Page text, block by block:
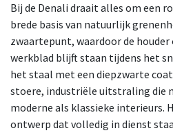
Bij de Denali draait alles om een
brede basis van natuurlijk
zwaartepunt, waardoor de
werkblad blijft staan tijdens het
het staal met een diepzwarte
stoere, industriële uitstraling die
moderne als klassieke interieurs.
ontwerp dat volledig in dienst